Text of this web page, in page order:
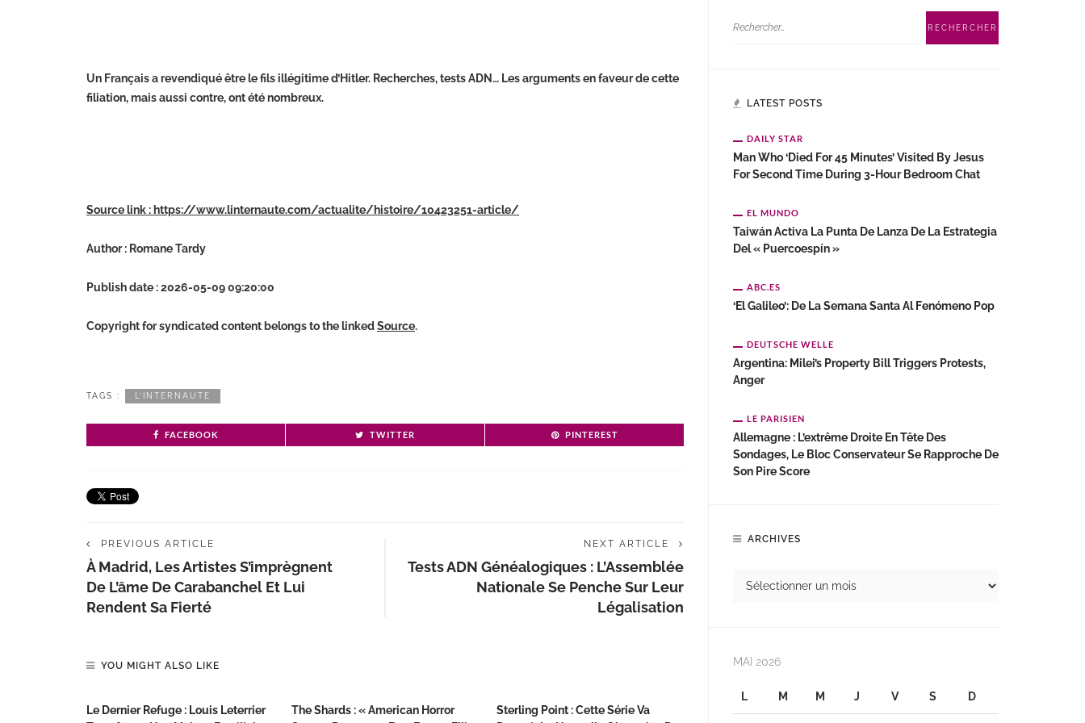
Un Français a revendiqué être le fils illégitime d’Hitler. Recherches, tests ADN… Les arguments en faveur de cette
filiation, mais aussi contre, ont été nombreux.
Source link : https://www.linternaute.com/actualite/histoire/10423251-article/
Author : Romane Tardy
Publish date : 2026-05-09 09:20:00
Copyright for syndicated content belongs to the linkedSource.
TAGS : L’INTERNAUTE
FACEBOOK TWITTER PINTEREST
PREVIOUS ARTICLE
À Madrid, Les Artistes S’imprègnent
De L’âme De Carabanchel Et Lui
Rendent Sa Fierté
NEXT ARTICLE
Tests ADN Généalogiques : L’Assemblée
Nationale Se Penche Sur Leur
Légalisation
YOU MIGHT ALSO LIKE
Le Dernier Refuge : Louis Leterrier
The Shards : « American Horror
Sterling Point : Cette Série Va
LATEST POSTS
DAILY STAR
Man Who ‘died For 45 Minutes’ Visited By Jesus
For Second Time During 3-Hour Bedroom Chat
EL MUNDO
Taiwán Activa La Punta De Lanza De La Estrategia
Del « Puercoespín »
ABC.ES
‘El Galileo’: De La Semana Santa Al Fenómeno Pop
DEUTSCHE WELLE
Argentina: Milei’s Property Bill Triggers Protests,
Anger
LE PARISIEN
Allemagne : L’extrême Droite En Tête Des
Sondages, Le Bloc Conservateur Se Rapproche De
Son Pire Score
ARCHIVES
MAI 2026
L M M J V S D